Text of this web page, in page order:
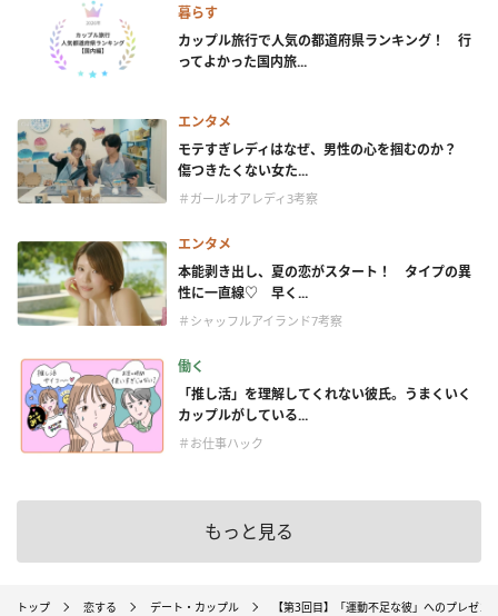
暮らす
カップル旅行で人気の都道府県ランキング！ 行
ってよかった国内旅...
エンタメ
モテすぎレディはなぜ、男性の心を掴むのか？
傷つきたくない女た...
＃ガールオアレディ3考察
エンタメ
本能剥き出し、夏の恋がスタート！ タイプの異
性に一直線♡ 早く...
＃シャッフルアイランド7考察
働く
「推し活」を理解してくれない彼氏。うまくいく
カップルがしている...
＃お仕事ハック
もっと見る
トップ 恋する デート・カップル 【第3回目】「運動不足な彼」へのプレゼン